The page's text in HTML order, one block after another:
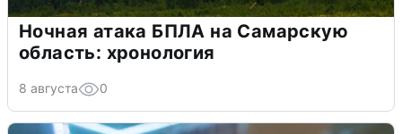
Ночная атака БПЛА на Самарскую
область: хронология
8 августа 0